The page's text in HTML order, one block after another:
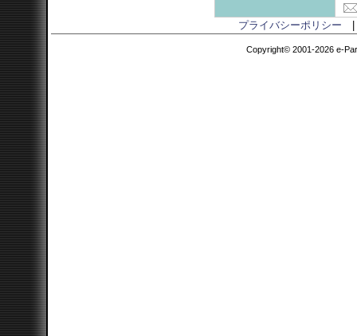
プライバシーポリシー
Copyright© 2001-2026 e-